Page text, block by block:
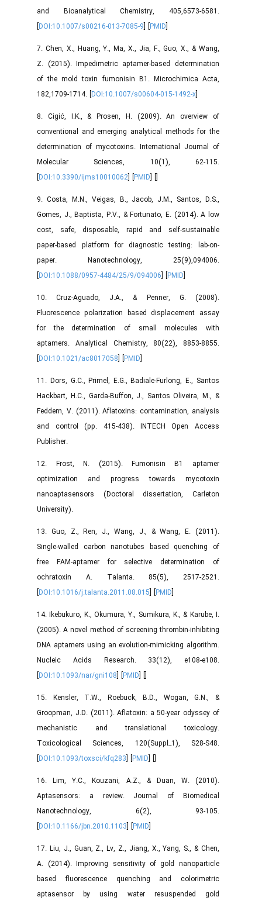
and Bioanalytical Chemistry, 405,6573-6581.
[DOI:10.1007/s00216-013-7085-9] [PMID
7. Chen, X., Huang, Y., Ma, X., Jia, F., Guo, X., & Wang,
Z. (2015). Impedimetric aptamer-based determination
of the mold toxin fumonisin B1. Microchimica Acta,
182,1709-1714. [DOI:10.1007/s00604-015-1492-x
8. Cigić, I.K., & Prosen, H. (2009). An overview of
conventional and emerging analytical methods for the
determination of mycotoxins. International Journal of
Molecular Sciences, 10(1), 62-115.
[DOI:10.3390/ijms10010062] [PMID] [
9. Costa, M.N., Veigas, B., Jacob, J.M., Santos, D.S.,
Gomes, J., Baptista, P.V., & Fortunato, E. (2014). A low
cost, safe, disposable, rapid and self-sustainable
paper-based platform for diagnostic testing: lab-on-
paper. Nanotechnology, 25(9),094006.
[DOI:10.1088/0957-4484/25/9/094006] [PMID
10. Cruz-Aguado, J.A., & Penner, G. (2008).
Fluorescence polarization based displacement assay
for the determination of small molecules with
aptamers. Analytical Chemistry, 80(22), 8853-8855.
[DOI:10.1021/ac8017058] [PMID
11. Dors, G.C., Primel, E.G., Badiale-Furlong, E., Santos
Hackbart, H.C., Garda-Buffon, J., Santos Oliveira, M., &
Feddern, V. (2011). Aflatoxins: contamination, analysis
and control (pp. 415-438). INTECH Open Access
Publisher.
12. Frost, N. (2015). Fumonisin B1 aptamer
optimization and progress towards mycotoxin
nanoaptasensors (Doctoral dissertation, Carleton
University).
13. Guo, Z., Ren, J., Wang, J., & Wang, E. (2011).
Single-walled carbon nanotubes based quenching of
free FAM-aptamer for selective determination of
ochratoxin A. Talanta. 85(5), 2517-2521.
[DOI:10.1016/j.talanta.2011.08.015] [PMID
14. Ikebukuro, K., Okumura, Y., Sumikura, K., & Karube, I.
(2005). A novel method of screening thrombin-inhibiting
DNA aptamers using an evolution-mimicking algorithm.
Nucleic Acids Research. 33(12), e108-e108.
[DOI:10.1093/nar/gni108] [PMID] [
15. Kensler, T.W., Roebuck, B.D., Wogan, G.N., &
Groopman, J.D. (2011). Aflatoxin: a 50-year odyssey of
mechanistic and translational toxicology.
Toxicological Sciences, 120(Suppl_1), S28-S48.
[DOI:10.1093/toxsci/kfq283] [PMID] [
16. Lim, Y.C., Kouzani, A.Z., & Duan, W. (2010).
Aptasensors: a review. Journal of Biomedical
Nanotechnology, 6(2), 93-105.
[DOI:10.1166/jbn.2010.1103] [PMID
17. Liu, J., Guan, Z., Lv, Z., Jiang, X., Yang, S., & Chen,
A. (2014). Improving sensitivity of gold nanoparticle
based fluorescence quenching and colorimetric
aptasensor by using water resuspended gold